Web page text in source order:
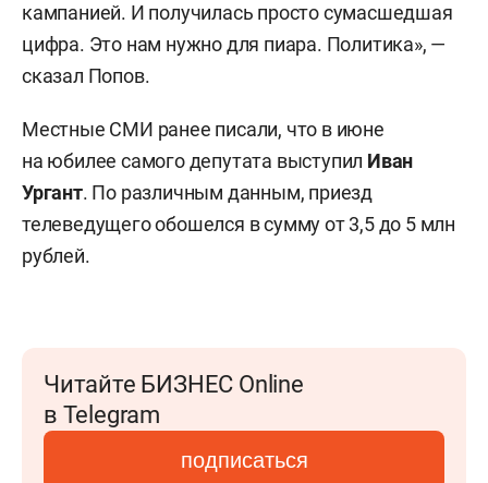
кампанией. И получилась просто сумасшедшая
цифра. Это нам нужно для пиара. Политика», —
сказал Попов.
Местные СМИ ранее писали, что в июне
на юбилее самого депутата выступил Иван
Ургант. По различным данным, приезд
телеведущего обошелся в сумму от 3,5 до 5 млн
рублей.
Читайте БИЗНЕС Online
в Telegram
подписаться